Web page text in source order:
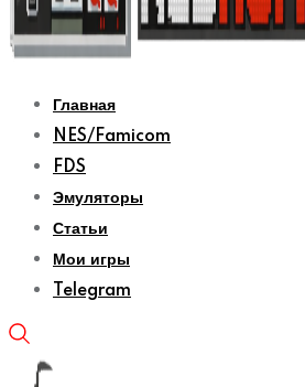
Главная
NES/Famicom
FDS
Эмуляторы
Статьи
Мои игры
Telegram